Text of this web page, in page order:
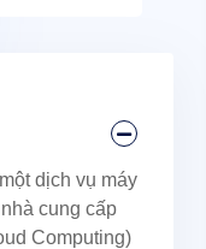
dịch vụ máy
cung cấp
Computing)